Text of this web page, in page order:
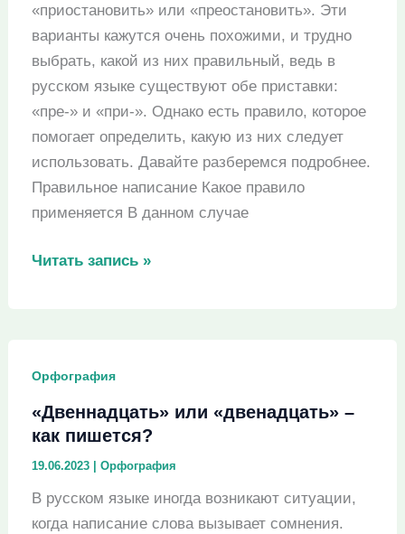
«приостановить» или «преостановить». Эти
варианты кажутся очень похожими, и трудно
выбрать, какой из них правильный, ведь в
русском языке существуют обе приставки:
«пре-» и «при-». Однако есть правило, которое
помогает определить, какую из них следует
использовать. Давайте разберемся подробнее.
Правильное написание Какое правило
применяется В данном случае
«Приостановить»
пишется?
Читать запись »
Орфография
«Двеннадцать» или «двенадцать» –
как пишется?
19.06.2023 Орфография
В русском языке иногда возникают ситуации,
когда написание слова вызывает сомнения.